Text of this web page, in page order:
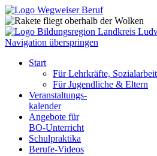
Navigation überspringen
Start
Für Lehrkräfte,
Für Jugendliche & Eltern
Veranstaltungs-
kalender
Angebote für
BO-Unterricht
Schulpraktika
Berufe-Videos